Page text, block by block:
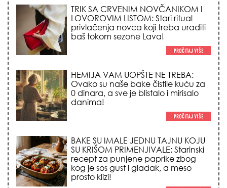
TRIK SA CRVENIM NOVČANIKOM I
LOVOROVIM LISTOM: Stari ritual
privlačenja novca koji treba uraditi
baš tokom sezone Lava!
HEMIJA VAM UOPŠTE NE TREBA:
Ovako su naše bake čistile kuću za
0 dinara, a sve je blistalo i mirisalo
danima!
BAKE SU IMALE JEDNU TAJNU KOJU
SU KRIŠOM PRIMENJIVALE: Starinski
recept za punjene paprike zbog
kog je sos gust i gladak, a meso
prosto klizi!